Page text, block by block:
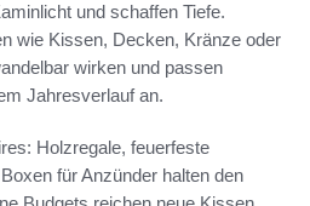
und schaffen Tiefe.
wie Kissen, Decken, Kränze oder
wirken und passen
Jahresverlauf an.
Holzregale, feuerfeste
für Anzünder halten den